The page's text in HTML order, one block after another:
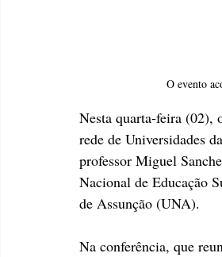
O evento
Nesta quarta-feira (02),
rede de Universidades
professor Miguel
Nacional de Educação
de Assunção (UNA).
Na conferência, que